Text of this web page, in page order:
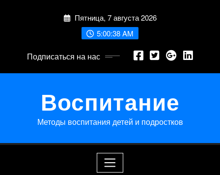
Пятница, 7 августа 2026
5:00:38 AM
Подписаться на нас
Воспитание
Методы воспитания детей и подростков